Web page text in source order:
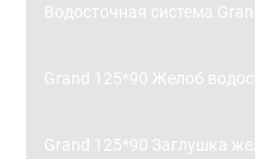
Водосточная система
Grand 125*90 Желоб
Grand 125*90 Заглушка